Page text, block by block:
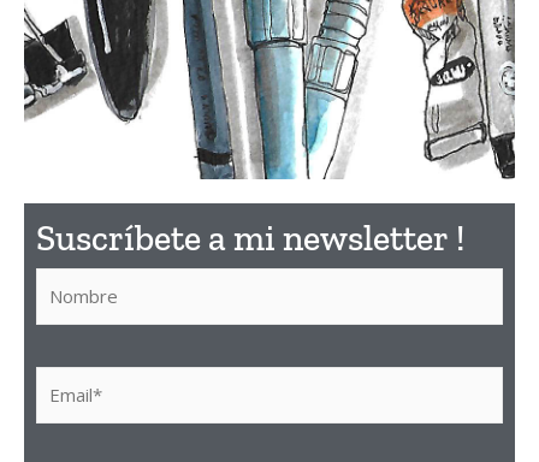
¿Qué
material
utilizar?
Suscríbete a mi newsletter !​